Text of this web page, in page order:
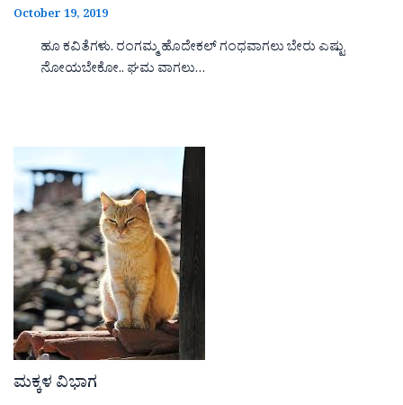
October 19, 2019
ಹೂ ಕವಿತೆಗಳು. ರಂಗಮ್ಮ ಹೊದೇಕಲ್ ಗಂಧವಾಗಲು ಬೇರು ಎಷ್ಟು
ನೋಯಬೇಕೋ.. ಘಮ ವಾಗಲು…
ಮಕ್ಕಳ ವಿಭಾಗ